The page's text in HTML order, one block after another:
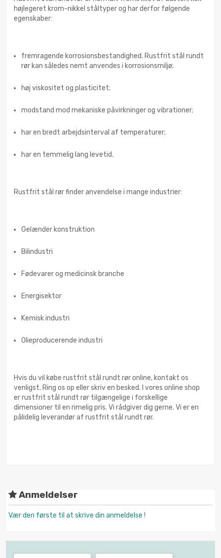
højlegeret krom-nikkel ståltyper og har derfor følgende
egenskaber:
fremragende korrosionsbestandighed. Rustfrit stål rundt
rør kan således nemt anvendes i korrosionsmiljø;
høj viskositet og plasticitet;
modstand mod mekaniske påvirkninger og vibrationer;
har en bredt arbejdsinterval af temperaturer;
har en temmelig lang levetid.
Rustfrit stål rør finder anvendelse i mange industrier:
Gelænder konstruktion
Bilindustri
Fødevarer og medicinsk branche
Energisektor
Kemisk industri
Olieproducerende industri
Hvis du vil købe rustfrit stål rundt rør online, kontakt os
venligst. Ring os op eller skriv en besked. I vores online shop
er rustfrit stål rundt rør tilgængelige i forskellige
dimensioner til en rimelig pris. Vi rådgiver dig gerne. Vi er en
pålidelig leverandør af rustfrit stål rundt rør.
Anmeldelser
Vær den første til at skrive din anmeldelse !